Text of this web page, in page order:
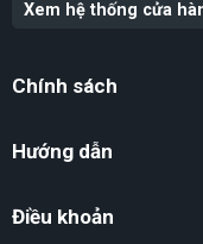
Xem hệ thống cửa
Chính sách
Hướng dẫn
Điều khoản